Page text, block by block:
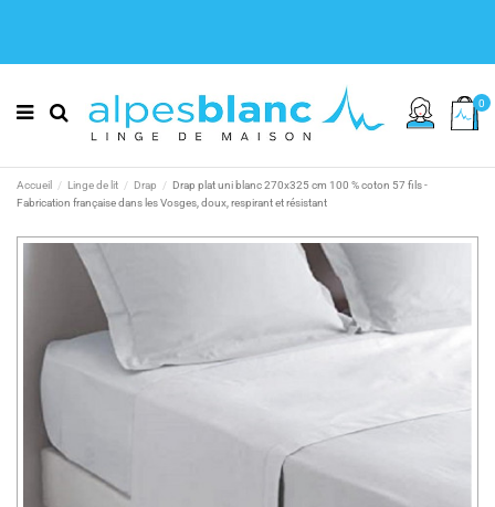
0
Accueil Linge de lit Drap
Drap plat uni blanc 270x325 cm 100 % coton 57 fils -
Fabrication française dans les Vosges, doux, respirant et résistant